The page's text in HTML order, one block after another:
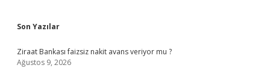
Son Yazılar
Ziraat Bankası faizsiz nakit avans veriyor mu ?
Ağustos 9, 2026